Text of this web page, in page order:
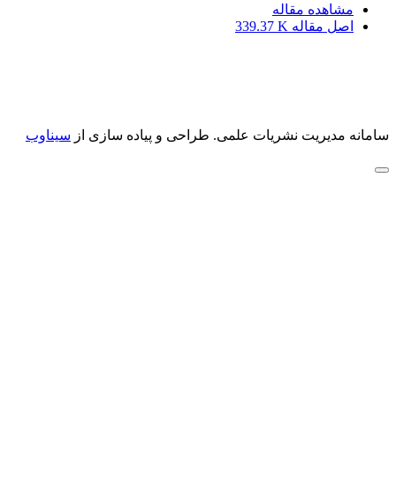
مشاهده مقاله
اصل مقاله 339.37 K
سامانه مدیریت نشریات علمی. طراحی و پیاده سازی از سیناوب